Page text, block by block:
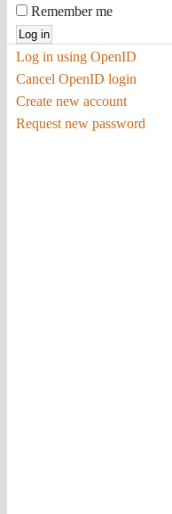
Remember me
Log in using OpenID
Cancel OpenID login
Create new account
Request new password